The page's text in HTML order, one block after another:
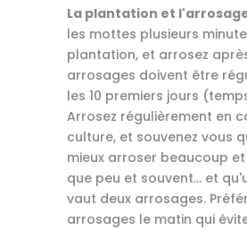
La plantation et
les mottes plusieurs
plantation, et arrosez
arrosages doivent être
les 10 premiers jours
Arrosez régulièrement en
culture, et souvenez vous
mieux arroser beaucoup
que peu et souvent... et
vaut deux arrosages.
arrosages le matin qui